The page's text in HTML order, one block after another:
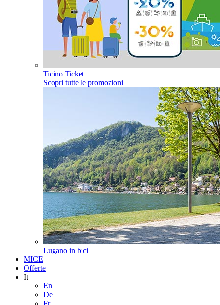
Ticino Ticket
Scopri tutte le promozioni
Lugano in bici
MICE
Offerte
It
En
De
Fr